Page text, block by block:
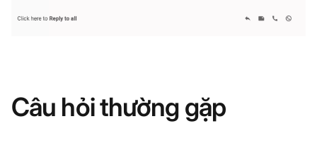
Câu hỏi thường gặp